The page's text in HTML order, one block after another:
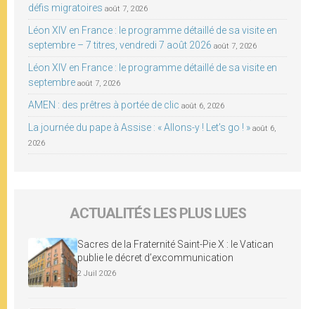
défis migratoires août 7, 2026
Léon XIV en France : le programme détaillé de sa visite en
septembre – 7 titres, vendredi 7 août 2026 août 7, 2026
Léon XIV en France : le programme détaillé de sa visite en
septembre août 7, 2026
AMEN : des prêtres à portée de clic août 6, 2026
La journée du pape à Assise : « Allons-y ! Let’s go ! » août 6,
2026
ACTUALITÉS LES PLUS LUES
Sacres de la Fraternité Saint-Pie X : le Vatican
publie le décret d’excommunication
2 Juil 2026